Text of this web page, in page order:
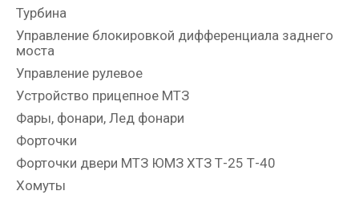
Турбина
Управление блокировкой дифференциала заднего
моста
Управление рулевое
Устройство прицепное МТЗ
Фары, фонари, Лед фонари
Форточки
Форточки двери МТЗ ЮМЗ ХТЗ Т-25 Т-40
Хомуты